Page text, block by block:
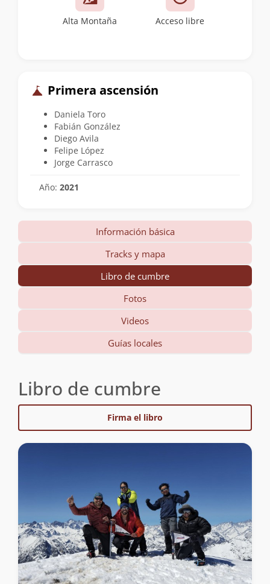
Alta Montaña Acceso libre
Primera ascensión
Daniela Toro
Fabián González
Diego Avila
Felipe López
Jorge Carrasco
Año: 2021
Información básica
Tracks y mapa
Libro de cumbre
Fotos
Videos
Guías locales
Libro de cumbre
Firma el libro